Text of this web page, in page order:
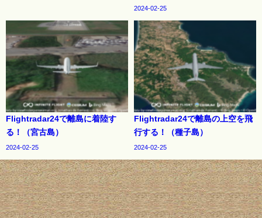
2024-02-25
Flightradar24で離島に着陸す
る！（宮古島）
2024-02-25
Flightradar24で離島の上空を飛
行する！（種子島）
2024-02-25